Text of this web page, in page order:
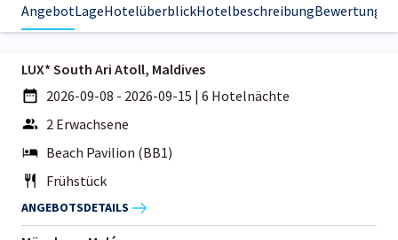
AngebotLageHotelüberblickHotelbeschreibungBewertungen
LUX* South Ari Atoll, Maldives
2026-09-08 - 2026-09-15 | 6 Hotelnächte
2 Erwachsene
Beach Pavilion (BB1)
Frühstück
ANGEBOTSDETAILS